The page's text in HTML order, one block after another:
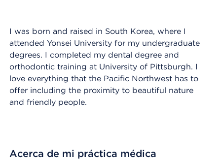
I was born and raised in South Korea, where I
attended Yonsei University for my undergraduate
degrees. I completed my dental degree and
orthodontic training at University of Pittsburgh. I
love everything that the Pacific Northwest has to
offer including the proximity to beautiful nature
and friendly people.
Acerca de mi práctica médica